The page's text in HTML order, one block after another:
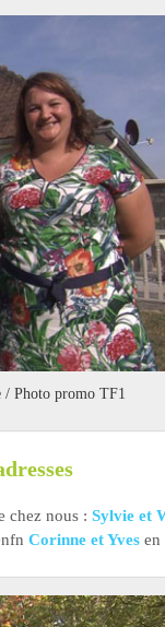
/ Photo promo TF1
chez nous : Sylvie et
Corinne et Yves en